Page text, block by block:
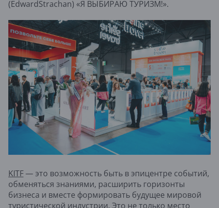
(EdwardStrachan) «Я ВЫБИРАЮ ТУРИЗМ!».
KITF— это возможность быть в эпицентре событий,
обменяться знаниями, расширить горизонты
бизнеса и вместе формировать будущее мировой
туристической индустрии. Это не только место